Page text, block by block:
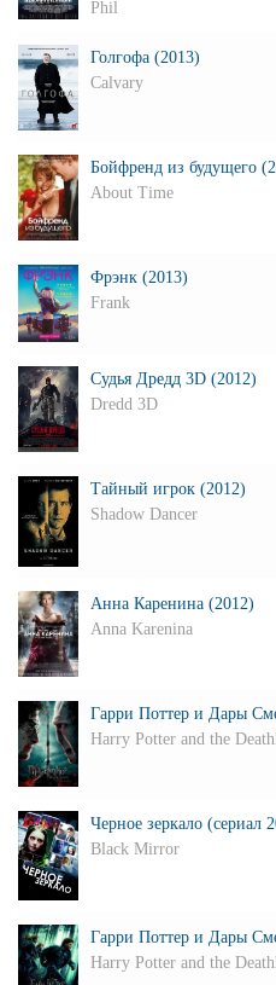
Phil
Голгофа (2013)
Calvary
Бойфренд из будущего
About Time
Фрэнк (2013)
Frank
Судья Дредд 3D (2012)
Dredd 3D
Тайный игрок (2012)
Shadow Dancer
Анна Каренина (2012)
Anna Karenina
Гарри Поттер и Дары
Harry Potter and the
Черное зеркало (сериал
Black Mirror
Гарри Поттер и Дары
Harry Potter and the